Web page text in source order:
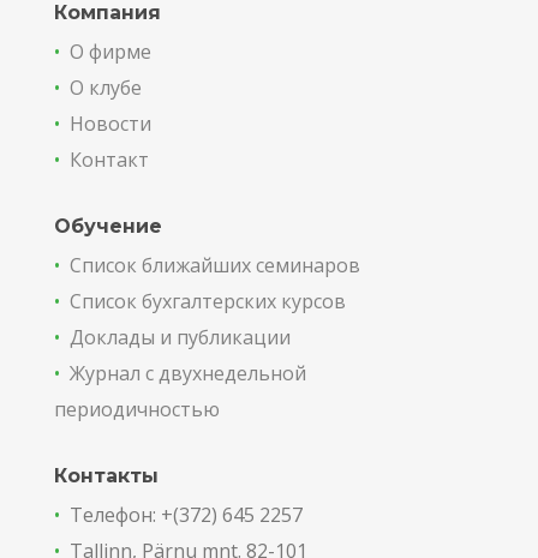
Компания
• О фирме
• О клубе
• Новости
• Контакт
Обучение
• Список ближайших семинаров
• Список бухгалтерских курсов
• Доклады и публикации
• Журнал с двухнедельной
периодичностью
Контакты
• Телефон: +(372) 645 2257
• Tallinn, Pärnu mnt. 82-101